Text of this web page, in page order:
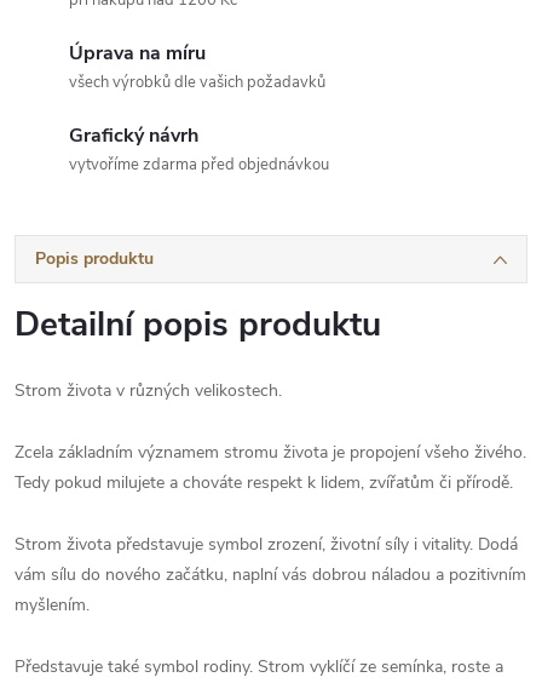
Úprava na míru
všech výrobků dle vašich požadavků
Grafický návrh
vytvoříme zdarma před objednávkou
Popis produktu
Detailní popis produktu
Strom života v různých velikostech.
Zcela základním významem stromu života je propojení všeho živého.
Tedy pokud milujete a chováte respekt k lidem, zvířatům či přírodě.
Strom života představuje symbol zrození, životní síly i vitality. Dodá
vám sílu do nového začátku, naplní vás dobrou náladou a pozitivním
myšlením.
Představuje také symbol rodiny. Strom vyklíčí ze semínka, roste a